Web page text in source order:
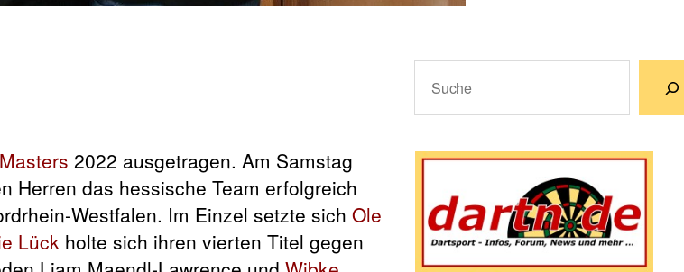
2022 ausgetragen. Am Samstag
Herren das hessische Team erfolgreich
Westfalen. Im Einzel setzte sich Ole
Lück holte sich ihren vierten Titel gegen